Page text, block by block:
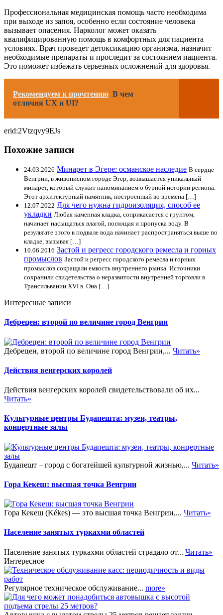
Профессиональная медицинская помощь часто необходима
при выходе из запоя, особенно если состояние человека
вызывает опасения. Нарколог может оказать
квалифицированную помощь в комфортных для пациента
условиях. Врач проведет детоксикацию организма, назначит
необходимые препараты и проследит за состоянием пациента.
Это поможет избежать серьезных осложнений для здоровья.
Рекомендуем к прочтению В чем
отличия UX и UI?
erid:2Vtzqvy9EJs
Похожие записи
24.03.2026 Минарет в Эгере: османское наследие В сердце
Венгрии, в живописном городе Эгер, возвышается уникальный
минарет, который служит напоминанием о бурной истории региона.
Этот архитектурный памятник, построенный во времена […]
12.07.2022 Для чего нужна гидроизоляция, способ ее
укладки Любая каменная кладка, соприкасается с грунтом,
начинает насыщаться влагой, поглощая и пропуска воду. В
результате этого в подвале вода начинает распространяться выше по
кладке, вызывая […]
10.06.2016 Застой и регресс городского ремесла и горных
промыслов Застой и регресс городского ремесла и горных
промыслов сокращали емкость внутреннего рынка. Источники
сохранили свидетельства о неразвитости внутренней торговли в
Трансильвании XVI в. Она […]
Интересные записи
Дебрецен: второй по величине город Венгрии
Дебрецен, второй по величине город Венгрии,... Читать»
Действия венгерских королей
Действия венгерских королей свидетельствовали об их...
Читать»
Культурные центры Будапешта: музеи, театры,
концертные залы
Будапешт – город с богатейшей культурной жизнью,... Читать»
Гора Кекеш: высшая точка Венгрии
Гора Кекеш (Kékes) — это высшая точка Венгрии,... Читать»
Население занятых туркахми областей
Население занятых туркахми областей страдало от... Читать»
Интересное
Регулярное техническое обслуживание... more»